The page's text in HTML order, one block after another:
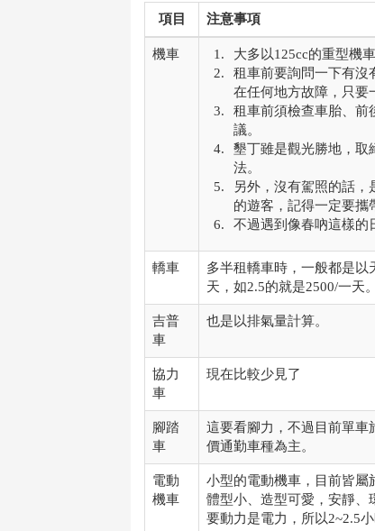
項目 注意事項
機車
大多以125cc的重型機
租車前要詢問一下有沒
在任何地方故障，只要
租車前須檢查車胎、
議。
墾丁雖是觀光勝地，取
法。
另外，沒有駕照的話
的遊客，記得一定要攜
不過遇到像春吶這樣的
轎車
多半租轎車時，一般都是以
天，如2.5的就是2500/一天。
吉普
車
也是以排氣量計算。
協力
車
現在比較少見了
腳踏
車
這要看腳力，不過目前單車
價通勤車種為主。
電動
機車
小型的電動機車，目前皆屬
體型小、造型可愛，安靜、
要動力是電力，所以2~2.5